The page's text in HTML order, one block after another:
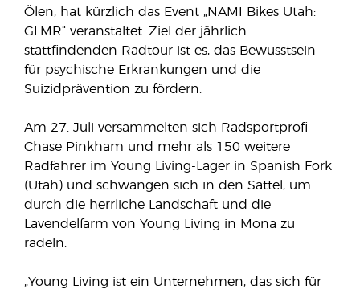
Ölen, hat kürzlich das Event „NAMI Bikes Utah:
GLMR“ veranstaltet. Ziel der jährlich
stattfindenden Radtour ist es, das Bewusstsein
für psychische Erkrankungen und die
Suizidprävention zu fördern.
Am 27. Juli versammelten sich Radsportprofi
Chase Pinkham und mehr als 150 weitere
Radfahrer im Young Living-Lager in Spanish Fork
(Utah) und schwangen sich in den Sattel, um
durch die herrliche Landschaft und die
Lavendelfarm von Young Living in Mona zu
radeln.
„Young Living ist ein Unternehmen, das sich für